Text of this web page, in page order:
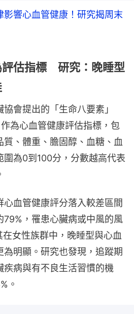
影響心血管健康！研究揭周末
評估指標 研究：晚睡型
會提出的「生命八要素」
作為心血管健康評估指標，包
、體重、膽固醇、血糖、血
圍為0到100分，分數越高代表
血管健康評分落入較差區間
79%，罹患心臟病或中風的風
女性族群中，晚睡型與心血
為明顯。研究也發現，追蹤期
疾病與有不良生活習慣的機
。